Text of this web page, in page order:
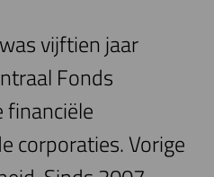
vijftien jaar
Fonds
financiële
corporaties. Vorige